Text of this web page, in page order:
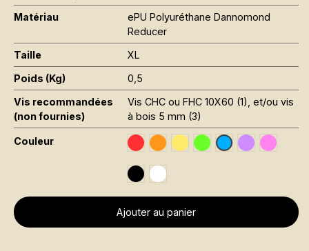
Matériau
ePU Polyuréthane Dannomond
Reducer
Taille
XL
Poids (Kg)
0,5
Vis recommandées
(non fournies)
Vis CHC ou FHC 10X60 (1), et/ou vis
à bois 5 mm (3)
Couleur Traffic Red RAL 3020
Orange Fluo RAL 2005
Jaune Pantone 116C
Vert Fluo Pantone
Sky Blue RAL 5015
Signal Violet
Rose
Black RAL 9005
Traffic White RAL 9016
Ajouter au panier